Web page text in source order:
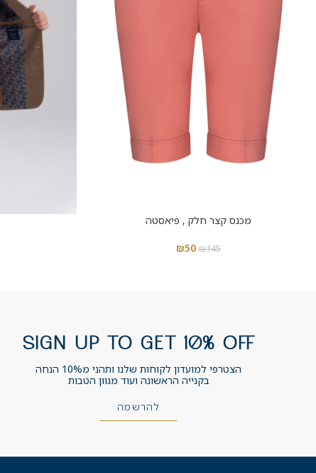
מכנס קצר חלק , פיאסטה
₪145
₪50
SIGN UP TO GET 10% OFF
הצטרפי למועדון לקוחות שלנו ותהני מ10% הנחה
בקנייה הראשונה ועוד מגוון הטבות
להרשמה